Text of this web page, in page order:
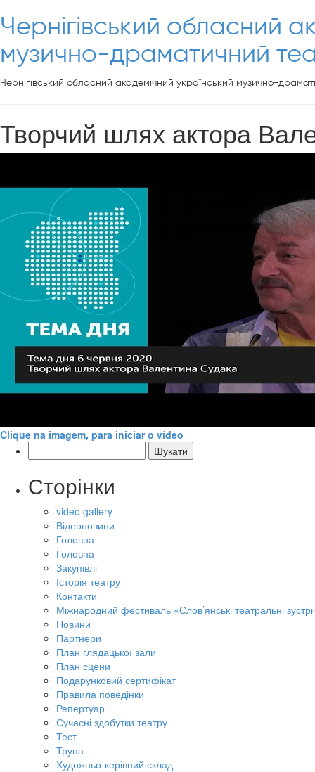
Чернігівський обласний
музично-драматичний
Чернігівський обласний академічний український музично-
Творчий шлях актора
Clique na imagem, para iniciar o vídeo
Сторінки
video gallery
Відеоновини
Головна
Головна
Закупівлі
Історія театру
Контакти
Міжнародний фестиваль «Слов’янські театральні
Новини
Партнери
План глядацької зали
План сцени
Подарунковий сертифікат
Правила поведінки
Репертуар
Сучасні здобутки театру
Тест
Трупа
Художньо-керівний склад